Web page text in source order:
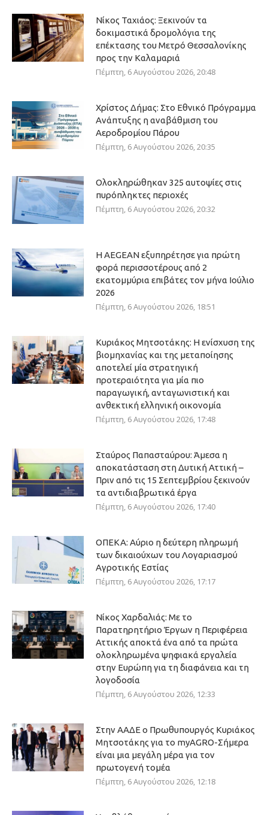
Νίκος Ταχιάος: Ξεκινούν τα
δοκιμαστικά δρομολόγια της
επέκτασης του Μετρό Θεσσαλονίκης
προς την Καλαμαριά
Πέμπτη, 6 Αυγούστου 2026, 20:48
Χρίστος Δήμας: Στο Εθνικό Πρόγραμμα
Ανάπτυξης η αναβάθμιση του
Αεροδρομίου Πάρου
Πέμπτη, 6 Αυγούστου 2026, 20:35
Ολοκληρώθηκαν 325 αυτοψίες στις
πυρόπληκτες περιοχές
Πέμπτη, 6 Αυγούστου 2026, 20:32
Η AEGEAN εξυπηρέτησε για πρώτη
φορά περισσοτέρους από 2
εκατομμύρια επιβάτες τον μήνα Ιούλιο
2026
Πέμπτη, 6 Αυγούστου 2026, 18:51
Κυριάκος Μητσοτάκης: Η ενίσχυση της
βιομηχανίας και της μεταποίησης
αποτελεί μία στρατηγική
προτεραιότητα για μία πιο
παραγωγική, ανταγωνιστική και
ανθεκτική ελληνική οικονομία
Πέμπτη, 6 Αυγούστου 2026, 17:48
Σταύρος Παπασταύρου: Άμεσα η
αποκατάσταση στη Δυτική Αττική –
Πριν από τις 15 Σεπτεμβρίου ξεκινούν
τα αντιδιαβρωτικά έργα
Πέμπτη, 6 Αυγούστου 2026, 17:40
ΟΠΕΚΑ: Αύριο η δεύτερη πληρωμή
των δικαιούχων του Λογαριασμού
Αγροτικής Εστίας
Πέμπτη, 6 Αυγούστου 2026, 17:17
Νίκος Χαρδαλιάς: Με το
Παρατηρητήριο Έργων η Περιφέρεια
Αττικής αποκτά ένα από τα πρώτα
ολοκληρωμένα ψηφιακά εργαλεία
στην Ευρώπη για τη διαφάνεια και τη
λογοδοσία
Πέμπτη, 6 Αυγούστου 2026, 12:33
Στην ΑΑΔΕ ο Πρωθυπουργός Κυριάκος
Μητσοτάκης για το myAGRO-Σήμερα
είναι μια μεγάλη μέρα για τον
πρωτογενή τομέα
Πέμπτη, 6 Αυγούστου 2026, 12:18